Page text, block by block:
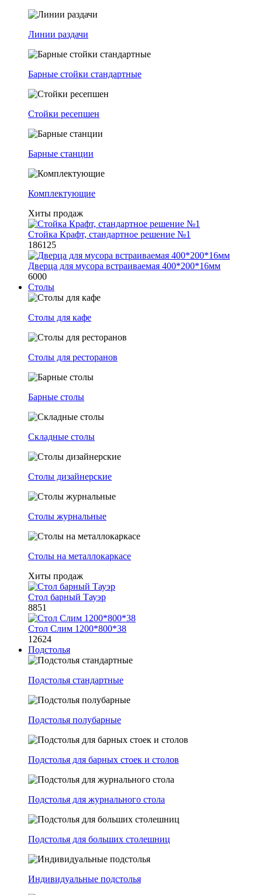
Линии раздачи
Барные стойки стандартные
Стойки ресепшен
Барные станции
Комплектующие
Хиты продаж
Стойка Крафт, стандартное решение №1
186125
Дверца для мусора встраиваемая 400*200*16мм
6000
Столы
Столы для кафе
Столы для ресторанов
Барные столы
Складные столы
Столы дизайнерские
Столы журнальные
Столы на металлокаркасе
Хиты продаж
Стол барный Тауэр
8851
Стол Слим 1200*800*38
12624
Подстолья
Подстолья стандартные
Подстолья полубарные
Подстолья для барных стоек и столов
Подстолья для журнального стола
Подстолья для больших столешниц
Индивидуальные подстолья